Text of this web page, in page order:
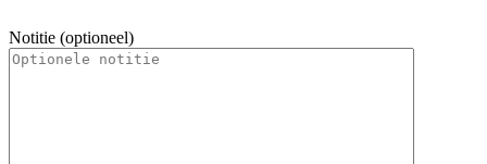
Notitie (optioneel)